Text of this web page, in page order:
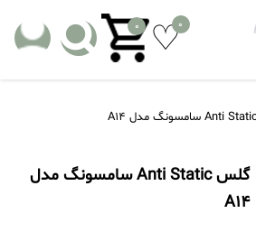
0
0
گلس Anti Static سامسونگ مدل
A14